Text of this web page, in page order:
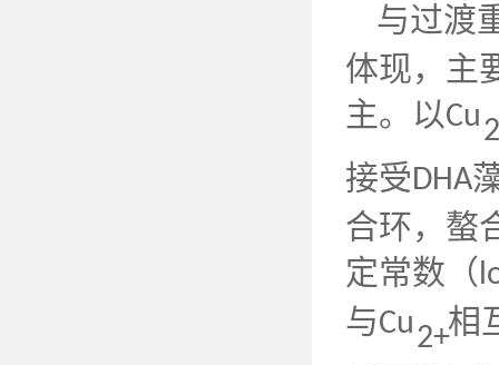
与过渡
体现，主
主。以Cu
接受DHA
合环，螯
定常数（
与Cu2+相